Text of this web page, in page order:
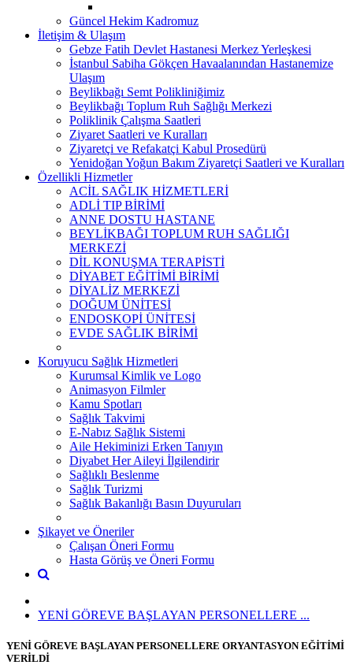
Güncel Hekim Kadromuz
İletişim & Ulaşım
Gebze Fatih Devlet Hastanesi Merkez Yerleşkesi
İstanbul Sabiha Gökçen Havaalanından Hastanemize
Ulaşım
Beylikbağı Semt Polikliniğimiz
Beylikbağı Toplum Ruh Sağlığı Merkezi
Poliklinik Çalışma Saatleri
Ziyaret Saatleri ve Kuralları
Ziyaretçi ve Refakatçi Kabul Prosedürü
Yenidoğan Yoğun Bakım Ziyaretçi Saatleri ve Kuralları
Özellikli Hizmetler
ACİL SAĞLIK HİZMETLERİ
ADLİ TIP BİRİMİ
ANNE DOSTU HASTANE
BEYLİKBAĞI TOPLUM RUH SAĞLIĞI
MERKEZİ
DİL KONUŞMA TERAPİSTİ
DİYABET EĞİTİMİ BİRİMİ
DİYALİZ MERKEZİ
DOĞUM ÜNİTESİ
ENDOSKOPİ ÜNİTESİ
EVDE SAĞLIK BİRİMİ
Koruyucu Sağlık Hizmetleri
Kurumsal Kimlik ve Logo
Animasyon Filmler
Kamu Spotları
Sağlık Takvimi
E-Nabız Sağlık Sistemi
Aile Hekiminizi Erken Tanıyın
Diyabet Her Aileyi İlgilendirir
Sağlıklı Beslenme
Sağlık Turizmi
Sağlık Bakanlığı Basın Duyuruları
Şikayet ve Öneriler
Çalışan Öneri Formu
Hasta Görüş ve Öneri Formu
YENİ GÖREVE BAŞLAYAN PERSONELLERE ...
YENİ GÖREVE BAŞLAYAN PERSONELLERE ORYANTASYON EĞİTİMİ
VERİLDİ